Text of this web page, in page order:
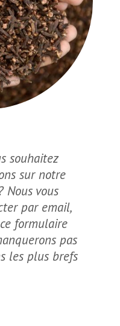
souhaitez
sur notre
Nous vous
par email,
formulaire
pas
les plus brefs